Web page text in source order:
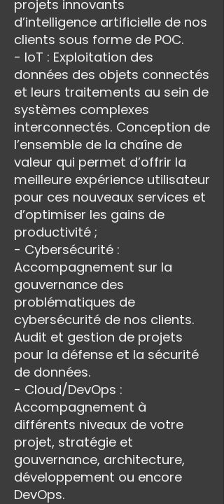
projets innovants
d’intelligence artificielle de nos
clients sous forme de POC.
- IoT : Exploitation des
données des objets connectés
et leurs traitements au sein de
systèmes complexes
interconnectés. Conception de
l’ensemble de la chaîne de
valeur qui permet d’offrir la
meilleure expérience utilisateur
pour ces nouveaux services et
d’optimiser les gains de
productivité ;
- Cybersécurité :
Accompagnement sur la
gouvernance des
problématiques de
cybersécurité de nos clients.
Audit et gestion de projets
pour la défense et la sécurité
de données.
- Cloud/DevOps :
Accompagnement à
différents niveaux de votre
projet, stratégie et
gouvernance, architecture,
développement ou encore
DevOps.